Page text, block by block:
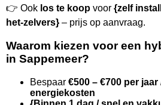
👉 Ook los te koop voor {zelf
het-zelvers} – prijs op aanvraag.
Waarom kiezen voor een
in Sappemeer?
Bespaar €500 – €700 per
energiekosten